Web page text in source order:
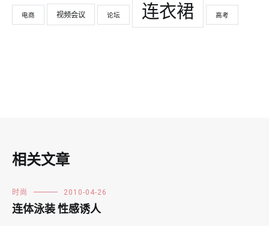
电商 视频会议 论坛 连衣裙 高考
相关文章
时尚 2010-04-26
连体泳装 性感诱人